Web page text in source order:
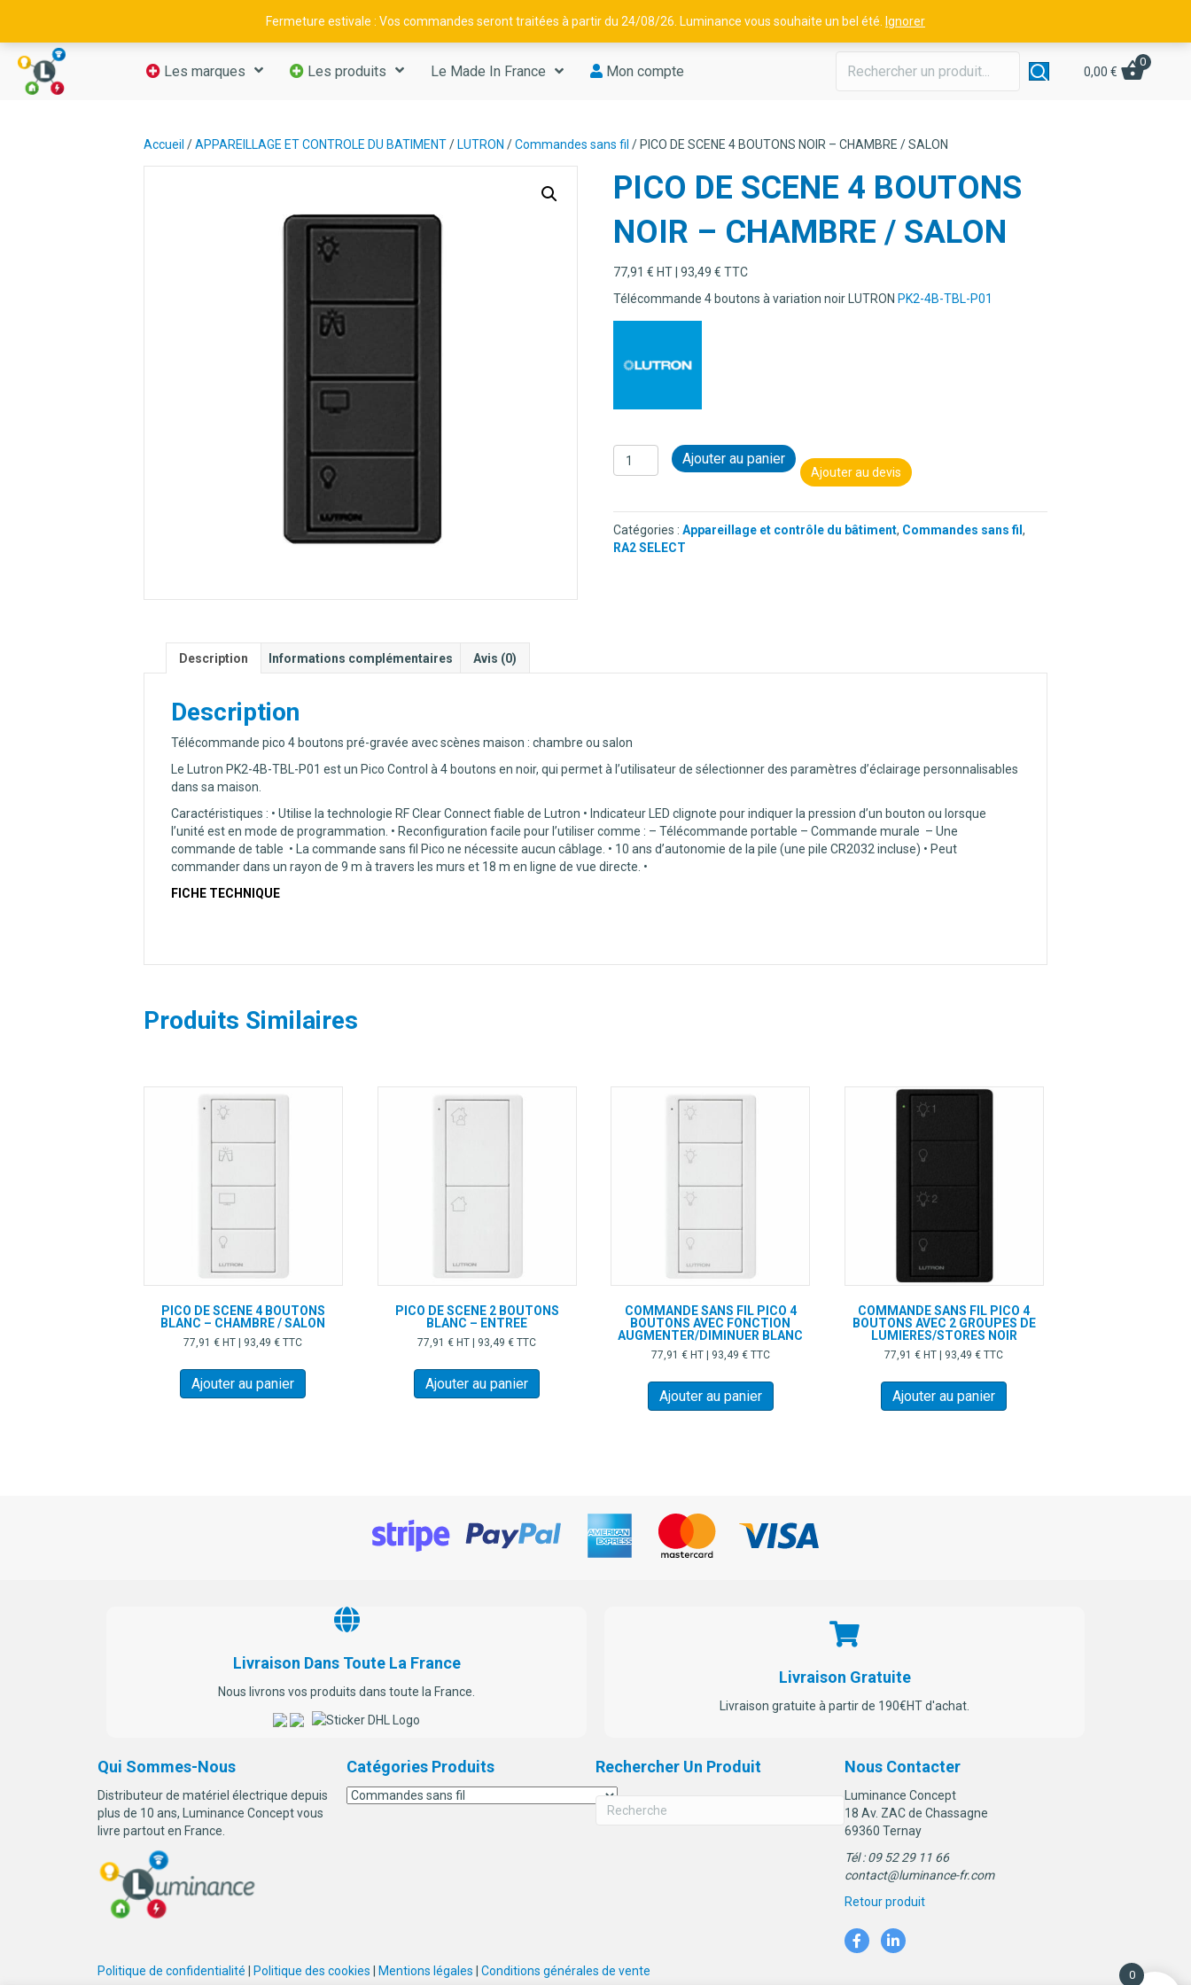
Fermeture estivale : Vos commandes seront traitées à partir du 24/08/26. Luminance vous souhaite un bel été. Ignorer
0
contact@luminance-fr.com
Les marques Les produits Le Made In France Mon compte 0,00 €
0
Accueil /APPAREILLAGE ET CONTROLE DU BATIMENT/ LUTRON /Commandes sans fil / PICO DE SCENE 4 BOUTONS NOIR – CHAMBRE / SALON
PICO DE SCENE 4 BOUTONS
NOIR – CHAMBRE / SALON
77,91€ HT |93,49€ TTC
Télécommande 4 boutons à variation noir LUTRON PK2-4B-TBL-P01
quantité
de
SCENE
4
Ajouter au panier
Ajouter au devis
Catégories :Appareillage et contrôle du bâtiment, Commandes sans fil,
RA2 SELECT
Description Informations complémentaires Avis (0)
Description
Télécommande pico 4 boutons pré-gravée avec scènes maison : chambre ou salon
Le Lutron PK2-4B-TBL-P01 est un Pico Control à 4 boutons en noir, qui permet à l’utilisateur de sélectionner des paramètres d’éclairage personnalisables
dans sa maison.
Caractéristiques : • Utilise la technologie RF Clear Connect fiable de Lutron • Indicateur LED clignote pour indiquer la pression d’un bouton ou lorsque
l’unité est en mode de programmation. • Reconfiguration facile pour l’utiliser comme : – Télécommande portable – Commande murale – Une
commande de table • La commande sans fil Pico ne nécessite aucun câblage. • 10 ans d’autonomie de la pile (une pile CR2032 incluse) • Peut
commander dans un rayon de 9 m à travers les murs et 18 m en ligne de vue directe. •
FICHE TECHNIQUE
Produits Similaires
PICO DE SCENE 4 BOUTONS
BLANC – CHAMBRE / SALON
77,91€ HT | 93,49€ TTC
Ajouter au panier
PICO DE SCENE 2 BOUTONS
BLANC – ENTREE
77,91€ HT | 93,49€ TTC
Ajouter au panier
COMMANDE SANS FIL PICO 4
BOUTONS AVEC FONCTION
AUGMENTER/DIMINUER BLANC
77,91 €HT | 93,49 €TTC
Ajouter au panier
COMMANDE SANS FIL PICO 4
BOUTONS AVEC 2 GROUPES DE
LUMIERES/STORES NOIR
77,91€ HT | 93,49€ TTC
Ajouter au panier
Livraison Dans Toute La France
Nous livrons vos produits dans toute la France.
Livraison Gratuite
Livraison gratuite à partir de 190€HT d'achat.
Qui Sommes-Nous
Distributeur de matériel électrique depuis
plus de 10 ans, Luminance Concept vous
livre partout en France.
Catégories Produits Rechercher Un Produit Nous Contacter
Luminance Concept
18 Av. ZAC de Chassagne
69360 Ternay
Tél : 09 52 29 11 66
contact@luminance-fr.com
Retour produit
Politique de confidentialité Politique des cookies Mentions légales Conditions générales de vente